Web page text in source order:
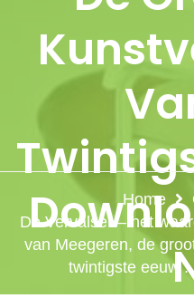
Home
De Vervalser – het
van Meegeren, de
twintigste eeuw :